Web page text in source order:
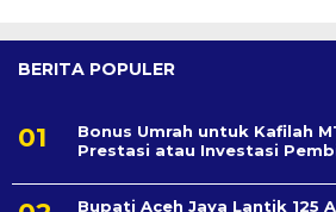
BERITA POPULER
Bonus Umrah untuk Kafilah
Prestasi atau Investasi
Bupati Aceh Jaya Lantik 125